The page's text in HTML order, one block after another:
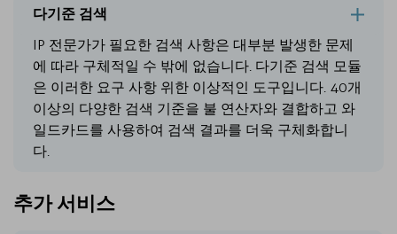
다기준 검색
IP 전문가가 필요한 검색 사항은 대부분 발생한 문제
에 따라 구체적일 수 밖에 없습니다. 다기준 검색 모듈
은 이러한 요구 사항 위한 이상적인 도구입니다. 40개
이상의 다양한 검색 기준을 불 연산자와 결합하고 와
일드카드를 사용하여 검색 결과를 더욱 구체화합니
다.
추가 서비스